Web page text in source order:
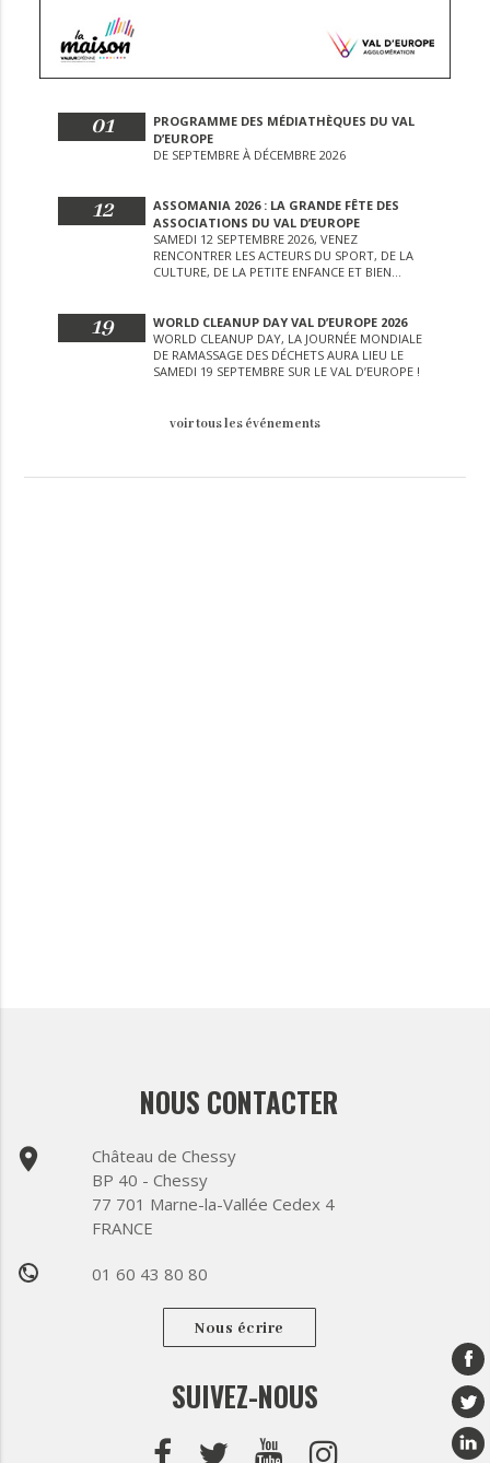
01
PROGRAMME DES MÉDIATHÈQUES DU VAL
D’EUROPE
DE SEPTEMBRE À DÉCEMBRE 2026
12
ASSOMANIA 2026 : LA GRANDE FÊTE DES
ASSOCIATIONS DU VAL D’EUROPE
SAMEDI 12 SEPTEMBRE 2026, VENEZ
RENCONTRER LES ACTEURS DU SPORT, DE LA
CULTURE, DE LA PETITE ENFANCE ET BIEN
19
WORLD CLEANUP DAY VAL D’EUROPE 2026
WORLD CLEANUP DAY, LA JOURNÉE MONDIALE
DE RAMASSAGE DES DÉCHETS AURA LIEU LE
SAMEDI 19 SEPTEMBRE SUR LE VAL D’EUROPE !
voir tous les événements
NOUS CONTACTER
place
Château de Chessy
BP 40 - Chessy
77 701 Marne-la-Vallée Cedex 4
FRANCE
phone 01 60 43 80 80
Nous écrire
SUIVEZ-NOUS